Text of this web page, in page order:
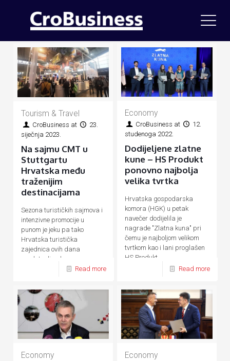
Tourism & Travel
CroBusiness at
23.
siječnja 2023.
Na sajmu CMT u
Stuttgartu
Hrvatska među
traženijim
destinacijama
Sezona turističkih sajmova i
intenzivne promocije u
punom je jeku pa tako
Hrvatska turistička
zajednica ovih dana
predstavlja ukupnu
hrvatsku turističku ponudu
Read more
Economy
CroBusiness at
12.
studenoga 2022.
Dodijeljene zlatne
kune – HS Produkt
ponovno najbolja
velika tvrtka
Hrvatska gospodarska
komora (HGK) u petak
navečer dodijelila je
nagrade "Zlatna kuna" pri
čemu je najboljom velikom
tvrtkom kao i lani proglašen
HS Produkt
Read more
Economy Economy